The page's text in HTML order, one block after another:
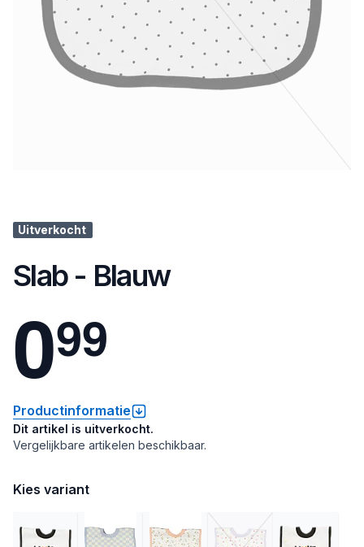
Uitverkocht
Slab - Blauw
099
Productinformatie
Dit artikel is uitverkocht.
Vergelijkbare artikelen beschikbaar.
Kies variant